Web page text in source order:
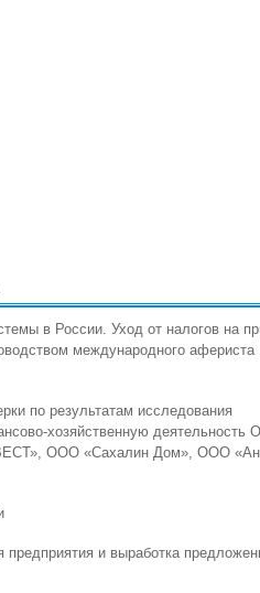
в России. Уход от налогов на
международного
по результатам исследования
хозяйственную деятельность
ООО «Сахалин Дом», ООО
предприятия и выработка